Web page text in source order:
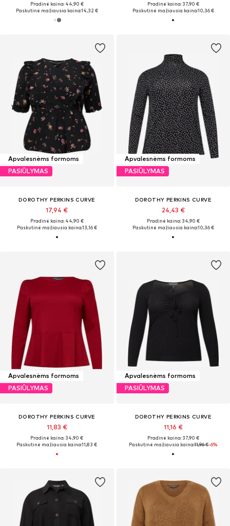
Pradinė kaina: 44,90 €
Paskutinė mažiausia kaina:14,32 €
Pradinė kaina: 37,90 €
Paskutinė mažiausia kaina:10,36 €
Apvalesnėms formoms
PASIŪLYMAS
DOROTHY PERKINS CURVE
17,94 €
Pradinė kaina: 44,90 €
Paskutinė mažiausia kaina:13,16 €
Apvalesnėms formoms
PASIŪLYMAS
DOROTHY PERKINS CURVE
24,43 €
Pradinė kaina: 34,90 €
Paskutinė mažiausia kaina:10,36 €
Apvalesnėms formoms
PASIŪLYMAS
DOROTHY PERKINS CURVE
11,83 €
Pradinė kaina: 34,90 €
Paskutinė mažiausia kaina:11,83 €
Apvalesnėms formoms
PASIŪLYMAS
DOROTHY PERKINS CURVE
11,16 €
Pradinė kaina: 37,90 €
Paskutinė mažiausia kaina:11,96 €-6%